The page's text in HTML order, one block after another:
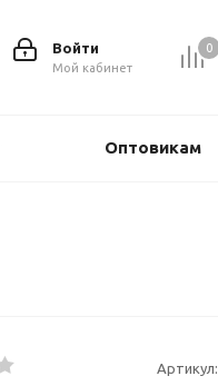
0
Войти
Мой кабинет
Оптовикам
Артикул: